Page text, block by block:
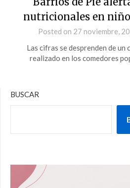
nutricionales en
Posted on 27 noviembre,
Las cifras se desprenden de un
realizado en los comedores
BUSCAR